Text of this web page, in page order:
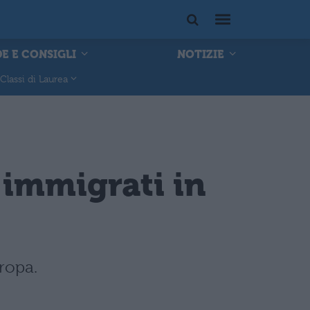
E CONSIGLI
NOTIZIE
Classi di Laurea
immigrati in